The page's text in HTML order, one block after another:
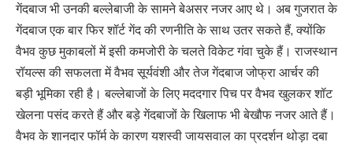
गेंदबाज भी उनकी बल्लेबाजी के सामने बेअसर नजर आए थे। अब गुजरात के
गेंदबाज एक बार फिर शॉर्ट गेंद की रणनीति के साथ उतर सकते हैं, क्योंकि
वैभव कुछ मुकाबलों में इसी कमजोरी के चलते विकेट गंवा चुके हैं। राजस्थान
रॉयल्स की सफलता में वैभव सूर्यवंशी और तेज गेंदबाज जोफ्रा आर्चर की
बड़ी भूमिका रही है। बल्लेबाजों के लिए मददगार पिच पर वैभव खुलकर शॉट
खेलना पसंद करते हैं और बड़े गेंदबाजों के खिलाफ भी बेखौफ नजर आते हैं।
वैभव के शानदार फॉर्म के कारण यशस्वी जायसवाल का प्रदर्शन थोड़ा दबा